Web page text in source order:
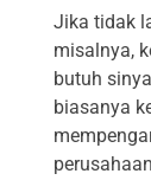
Jika tidak
misalnya,
butuh
biasanya